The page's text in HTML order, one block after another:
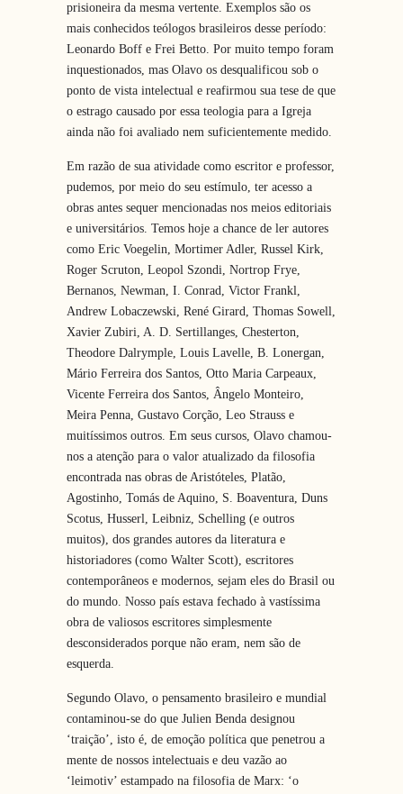
prisioneira da mesma vertente. Exemplos são os
mais conhecidos teólogos brasileiros desse período:
Leonardo Boff e Frei Betto. Por muito tempo foram
inquestionados, mas Olavo os desqualificou sob o
ponto de vista intelectual e reafirmou sua tese de que
o estrago causado por essa teologia para a Igreja
ainda não foi avaliado nem suficientemente medido.
Em razão de sua atividade como escritor e professor,
pudemos, por meio do seu estímulo, ter acesso a
obras antes sequer mencionadas nos meios editoriais
e universitários. Temos hoje a chance de ler autores
como Eric Voegelin, Mortimer Adler, Russel Kirk,
Roger Scruton, Leopol Szondi, Nortrop Frye,
Bernanos, Newman, I. Conrad, Victor Frankl,
Andrew Lobaczewski, René Girard, Thomas Sowell,
Xavier Zubiri, A. D. Sertillanges, Chesterton,
Theodore Dalrymple, Louis Lavelle, B. Lonergan,
Mário Ferreira dos Santos, Otto Maria Carpeaux,
Vicente Ferreira dos Santos, Ângelo Monteiro,
Meira Penna, Gustavo Corção, Leo Strauss e
muitíssimos outros. Em seus cursos, Olavo chamou-
nos a atenção para o valor atualizado da filosofia
encontrada nas obras de Aristóteles, Platão,
Agostinho, Tomás de Aquino, S. Boaventura, Duns
Scotus, Husserl, Leibniz, Schelling (e outros
muitos), dos grandes autores da literatura e
historiadores (como Walter Scott), escritores
contemporâneos e modernos, sejam eles do Brasil ou
do mundo. Nosso país estava fechado à vastíssima
obra de valiosos escritores simplesmente
desconsiderados porque não eram, nem são de
esquerda.
Segundo Olavo, o pensamento brasileiro e mundial
contaminou-se do que Julien Benda designou
‘traição’, isto é, de emoção política que penetrou a
mente de nossos intelectuais e deu vazão ao
‘leimotiv’ estampado na filosofia de Marx: ‘o